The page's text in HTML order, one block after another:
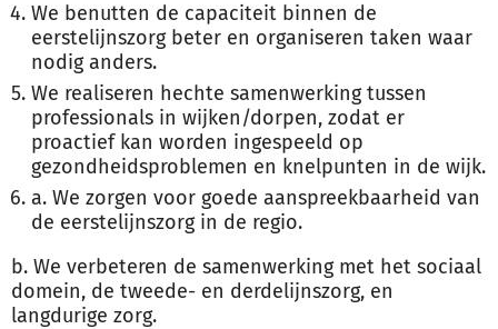
We benutten de capaciteit binnen de
eerstelijnszorg beter en organiseren taken waar
nodig anders.
We realiseren hechte samenwerking tussen
professionals in wijken/dorpen, zodat er
proactief kan worden ingespeeld op
gezondheidsproblemen en knelpunten in de wijk.
a. We zorgen voor goede aanspreekbaarheid van
de eerstelijnszorg in de regio.
b. We verbeteren de samenwerking met het sociaal
domein, de tweede- en derdelijnszorg, en
langdurige zorg.